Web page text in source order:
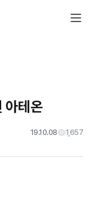
아테온
19.10.08 1,657